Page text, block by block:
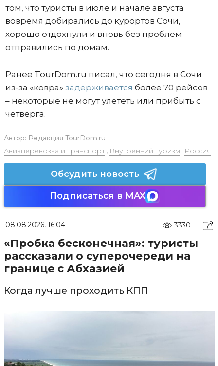
том, что туристы в июле и начале августа
вовремя добирались до курортов Сочи,
хорошо отдохнули и вновь без проблем
отправились по домам.
Ранее TourDom.ru писал, что сегодня в Сочи
из-за «ковра» задерживается более 70 рейсов
– некоторые не могут улететь или прибыть с
четверга.
Автор: Редакция TourDom.ru
Авиаперевозка и транспорт, Внутренний туризм , Россия
Обсудить новость
Подписаться в MAX
08.08.2026, 16:04 3330
«Пробка бесконечная»: туристы
рассказали о суперочереди на
границе с Абхазией
Когда лучше проходить КПП